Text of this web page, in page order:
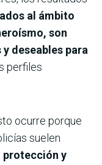
al ámbito
son
deseables para
perfiles
ocurre porque
suelen
protección y